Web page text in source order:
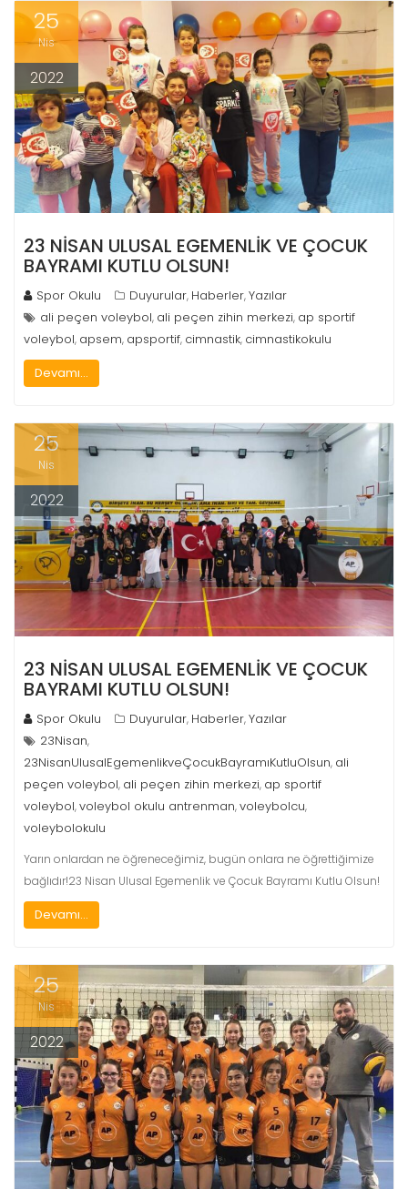
25
Nis
2022
23 NİSAN ULUSAL EGEMENLİK VE ÇOCUK
BAYRAMI KUTLU OLSUN!
Spor Okulu Duyurular, Haberler,Yazılar
ali peçen voleybol, ali peçen zihin merkezi, ap sportif
voleybol, apsem, apsportif, cimnastik, cimnastikokulu
Devamı...
25
Nis
2022
23 NİSAN ULUSAL EGEMENLİK VE ÇOCUK
BAYRAMI KUTLU OLSUN!
Spor Okulu Duyurular, Haberler,Yazılar
23Nisan,
23NisanUlusalEgemenlikveÇocukBayramıKutluOlsun, ali
peçen voleybol, ali peçen zihin merkezi, ap sportif
voleybol,voleybol okulu antrenman,voleybolcu,
voleybolokulu
Yarın onlardan ne öğreneceğimiz, bugün onlara ne öğrettiğimize
bağlıdır!23 Nisan Ulusal Egemenlik ve Çocuk Bayramı Kutlu Olsun!
Devamı...
25
Nis
2022